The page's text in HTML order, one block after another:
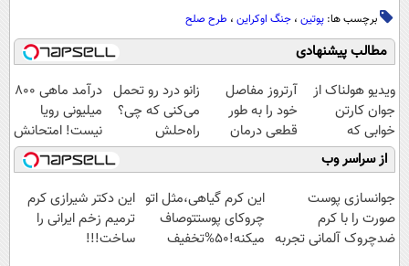
برچسب ها: پوتین ، جنگ اوکراین ، طرح صلح
مطالب پیشنهادی
ویدیو هولناک از
جوان کارتن
خوابی که
میلیاردر شد.
آموزش رایگان
آرتروز مفاصل
خود را به طور
قطعی درمان
کنید!
◗پرسش‌نامه◖
زانو درد رو تحمل
می‌کنی که چی؟
راه‌حلش
همین‌جاست!
درآمد ماهی 800
میلیونی رویا
نیست! امتحانش
مجانیه😉
از سراسر وب
جوانسازی پوست
صورت را با کرم
ضدچروک آلمانی تجربه
این کرم گیاهی،مثل اتو
چروکای پوستتوصاف
میکنه!50%تخفیف
این دکتر شیرازی کرم
ترمیم زخم ایرانی را
ساخت!!!